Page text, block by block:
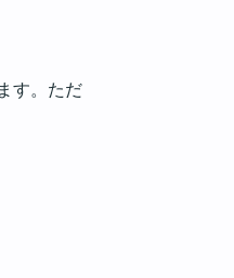
す。ただ